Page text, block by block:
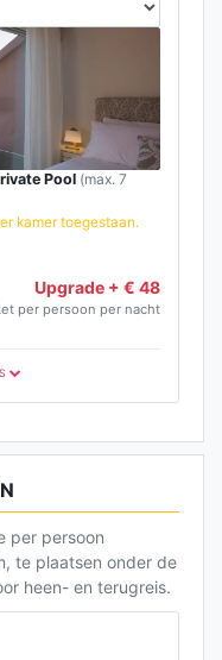
Pool (max. 7
kamer toegestaan.
Upgrade + € 48
per persoon per nacht
per persoon
te plaatsen onder de
heen- en terugreis.